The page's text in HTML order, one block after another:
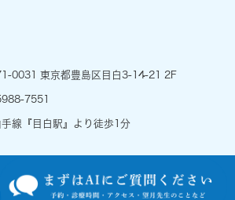
0031 東京都豊島区目白3-14-21 2F
7551
線『目白駅』より徒歩1分
児耳鼻科をお探しの際はお気軽にお問合